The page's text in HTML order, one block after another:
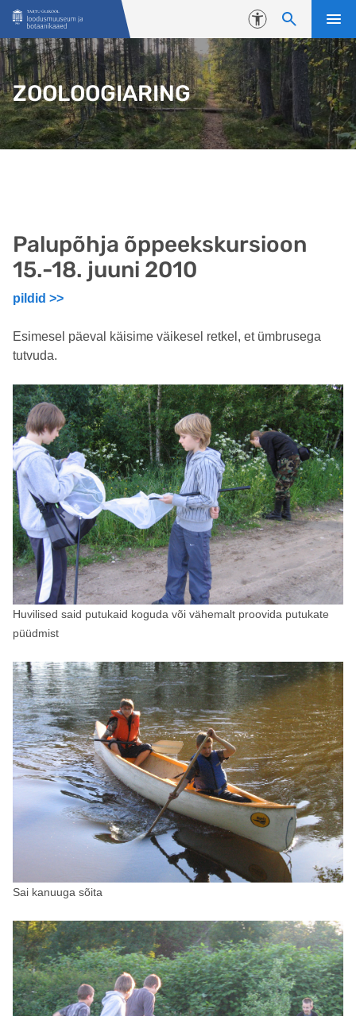
Liigu edasi põhisisu juurde
Juurdepääsetavus
ZOOLOOGIARING
Palupõhja õppeekskursioon
15.-18. juuni 2010
pildid >>
Esimesel päeval käisime väikesel retkel, et ümbrusega
tutvuda.
Huvilised said putukaid koguda või vähemalt proovida putukate
püüdmist
Sai kanuuga sõita